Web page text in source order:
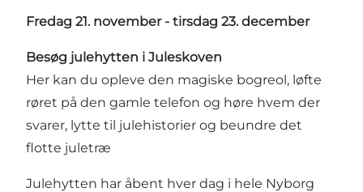
Fredag 21. november - tirsdag 23. december
Besøg julehytten i Juleskoven
Her kan du opleve den magiske bogreol, løfte
røret på den gamle telefon og høre hvem der
svarer, lytte til julehistorier og beundre det
flotte juletræ
Julehytten har åbent hver dag i hele Nyborg